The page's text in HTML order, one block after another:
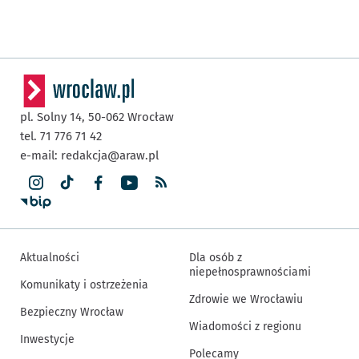
pl. Solny 14, 50-062 Wrocław
tel. 71 776 71 42
e-mail: redakcja@araw.pl
Aktualności
Komunikaty i ostrzeżenia
Bezpieczny Wrocław
Inwestycje
Dla osób z
niepełnosprawnościami
Zdrowie we Wrocławiu
Wiadomości z regionu
Polecamy